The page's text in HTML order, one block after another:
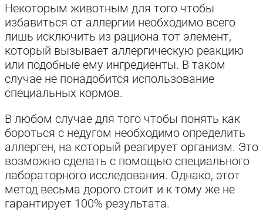
Некоторым животным для того чтобы
избавиться от аллергии необходимо всего
лишь исключить из рациона тот элемент,
который вызывает аллергическую реакцию
или подобные ему ингредиенты. В таком
случае не понадобится использование
специальных кормов.
В любом случае для того чтобы понять как
бороться с недугом необходимо определить
аллерген, на который реагирует организм. Это
возможно сделать с помощью специального
лабораторного исследования. Однако, этот
метод весьма дорого стоит и к тому же не
гарантирует 100% результата.